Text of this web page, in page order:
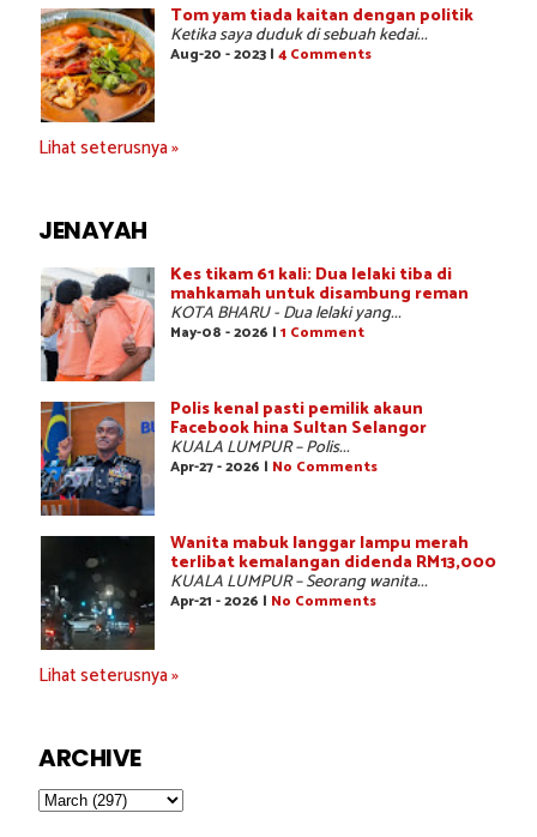
Tom yam tiada kaitan dengan politik
Ketika saya duduk di sebuah kedai...
Aug-20 - 2023 | 4 Comments
Lihat seterusnya »
JENAYAH
Kes tikam 61 kali: Dua lelaki tiba di
mahkamah untuk disambung reman
KOTA BHARU - Dua lelaki yang...
May-08 - 2026 | 1 Comment
Polis kenal pasti pemilik akaun
Facebook hina Sultan Selangor
KUALA LUMPUR – Polis...
Apr-27 - 2026 | No Comments
Wanita mabuk langgar lampu merah
terlibat kemalangan didenda RM13,000
KUALA LUMPUR – Seorang wanita...
Apr-21 - 2026 | No Comments
Lihat seterusnya »
ARCHIVE